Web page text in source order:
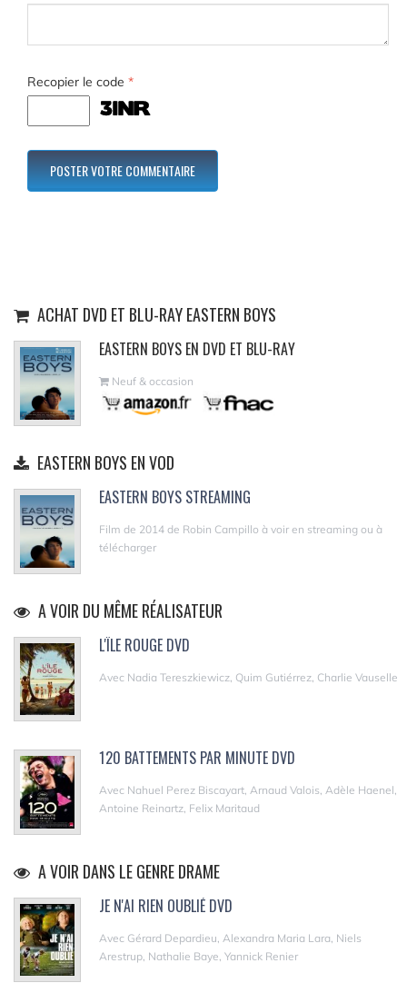
Recopier le code *
ACHAT DVD ET BLU-RAY EASTERN BOYS
EASTERN BOYS EN DVD ET BLU-RAY
Neuf & occasion
EASTERN BOYS EN VOD
EASTERN BOYS STREAMING
Film de 2014 de Robin Campillo à voir en streaming ou à
télécharger
A VOIR DU MÊME RÉALISATEUR
L'ÎLE ROUGE DVD
Avec Nadia Tereszkiewicz, Quim Gutiérrez, Charlie Vauselle
120 BATTEMENTS PAR MINUTE DVD
Avec Nahuel Perez Biscayart, Arnaud Valois, Adèle Haenel,
Antoine Reinartz, Felix Maritaud
A VOIR DANS LE GENRE DRAME
JE N'AI RIEN OUBLIÉ DVD
Avec Gérard Depardieu, Alexandra Maria Lara, Niels
Arestrup, Nathalie Baye, Yannick Renier